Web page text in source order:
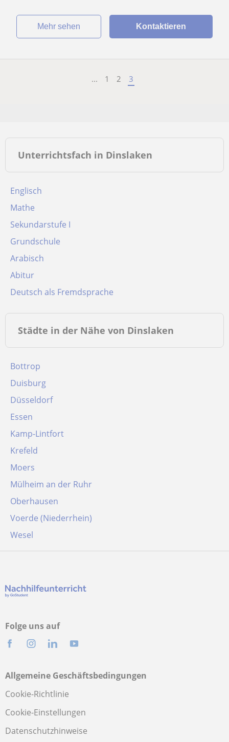
Mehr sehen Kontaktieren
... 1 2 3
Unterrichtsfach in Dinslaken
Englisch
Mathe
Sekundarstufe I
Grundschule
Arabisch
Abitur
Deutsch als Fremdsprache
Städte in der Nähe von Dinslaken
Bottrop
Duisburg
Düsseldorf
Essen
Kamp-Lintfort
Krefeld
Moers
Mülheim an der Ruhr
Oberhausen
Voerde (Niederrhein)
Wesel
Folge uns auf
Allgemeine Geschäftsbedingungen
Cookie-Richtlinie
Cookie-Einstellungen
Datenschutzhinweise